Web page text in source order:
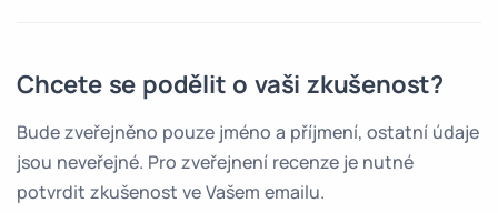
Chcete se podělit o vaši zkušenost?
Bude zveřejněno pouze jméno a příjmení, ostatní údaje
jsou neveřejné. Pro zveřejnení recenze je nutné
potvrdit zkušenost ve Vašem emailu.